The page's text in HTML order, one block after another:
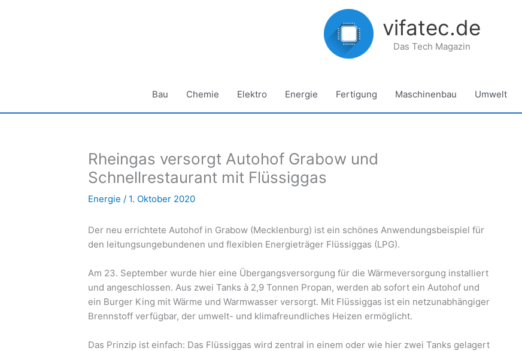
vifatec.de
Das Tech Magazin
Bau Chemie Elektro Energie Fertigung Maschinenbau Umwelt
Rheingas versorgt Autohof Grabow und
Schnellrestaurant mit Flüssiggas
Energie / 1. Oktober 2020
Der neu errichtete Autohof in Grabow (Mecklenburg) ist ein schönes Anwendungsbeispiel für
den leitungsungebundenen und flexiblen Energieträger Flüssiggas (LPG).
Am 23. September wurde hier eine Übergangsversorgung für die Wärmeversorgung installiert
und angeschlossen. Aus zwei Tanks à 2,9 Tonnen Propan, werden ab sofort ein Autohof und
ein Burger King mit Wärme und Warmwasser versorgt. Mit Flüssiggas ist ein netzunabhängiger
Brennstoff verfügbar, der umwelt- und klimafreundliches Heizen ermöglicht.
Das Prinzip ist einfach: Das Flüssiggas wird zentral in einem oder wie hier zwei Tanks gelagert